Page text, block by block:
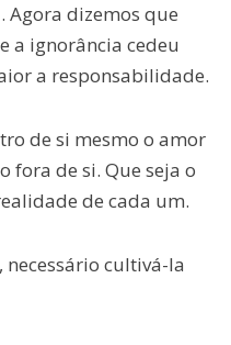
Agora dizemos que
a ignorância cedeu
a responsabilidade.
de si mesmo o amor
fora de si. Que seja o
de cada um.
necessário cultivá-la